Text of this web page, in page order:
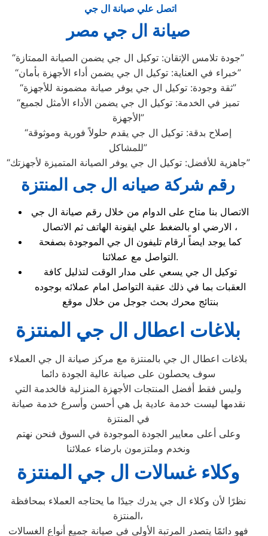
اتصل علي صيانة ال جي
صيانة ال جي مصر
“جودة تلامس الإتقان: توكيل ال جي يضمن الصيانة الممتازة”
“خبراء في العناية: توكيل ال جي يضمن أداء الأجهزة بأمان”
“ثقة وجودة: توكيل ال جي يوفر صيانة مضمونة للأجهزة”
“تميز في الخدمة: توكيل ال جي يضمن الأداء الأمثل لجميع
الأجهزة”
“إصلاح بدقة: توكيل ال جي يقدم حلولاً فورية وموثوقة
للمشاكل”
“جاهزية للأفضل: توكيل ال جي يوفر الصيانة المتميزة لأجهزتك”
رقم شركة صيانه ال جى المنتزة
الاتصال بنا متاح على الدوام من خلال رقم صيانة ال جي
الارضي او بالضغط علي ايقونة الهاتف ثم الاتصال ،
كما يوجد ايضاً ارقام تليفون ال جي الموجودة بصفحة
التواصل مع عملائنا.
توكيل ال جي يسعي على مدار الوقت لتذليل كافة
العقبات بما في ذلك عقبة التواصل امام عملائه بوجوده
بنتائج محرك بحث جوجل من خلال موقع
بلاغات اعطال ال جي المنتزة
بلاغات اعطال ال جي بالمنتزة مع مركز صيانة ال جي العملاء
سوف يحصلون على صيانة عالية الجودة دائما
وليس فقط أفضل المنتجات الأجهزة المنزلية فالخدمة التي
نقدمها ليست خدمة عادية بل هي أحسن وأسرع خدمة صيانة
في المنتزة
وعلى أعلى معايير الجودة الموجودة في السوق فنحن نهتم
ونخدم وملتزمون بارضاء عملائنا
وكلاء غسالات ال جي المنتزة
نظرًا لأن وكلاء ال جي يدرك جيدًا ما يحتاجه العملاء بمحافظة
المنتزة،
فهو دائمًا يتصدر المرتبة الأولى في صيانة جميع أنواع الغسالات